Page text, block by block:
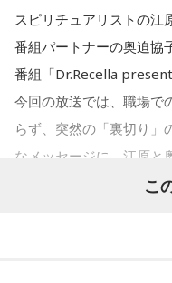
江原：ねえ。そんな男を
それでいて仰るように、
奥迫：そうなんですよ。
嫌ですね。
江原：私はね、他にも（
を幸せに』をミッション
る環境を整えたり、優秀
りといった、国家公務員
て、日本の行政を支える
す。
国家公務員というと“霞
スピリチュアリストの江
番組パートナーの奥迫協
番組「Dr.Recella
今回の放送では、職場で
らず、突然の「裏切り」
なメッセージに、江原と
こ